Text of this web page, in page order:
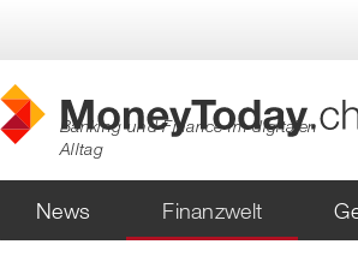
Banking und Finance im digitalen
Alltag
News Finanzwelt